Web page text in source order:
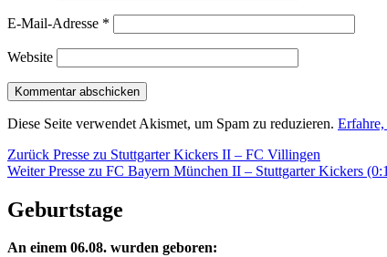
E-Mail-Adresse *
Website
Diese Seite verwendet Akismet, um Spam zu reduzieren.
Beitragsnavigation
Zurück Vorheriger
Beitrag:
Presse zu Stuttgarter Kickers II – FC Villingen
Weiter Nächster
Presse zu FC Bayern München II – Stuttgarter Kickers
Geburtstage
An einem 06.08. wurden geboren: